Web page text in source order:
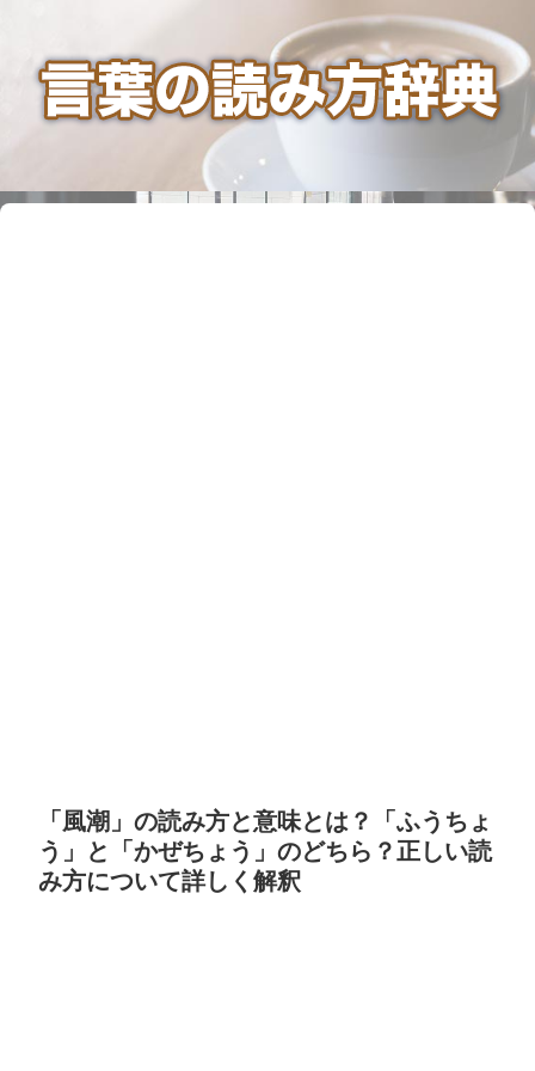
「風潮」の読み方と意味とは？「ふうちょ
う」と「かぜちょう」のどちら？正しい読
み方について詳しく解釈